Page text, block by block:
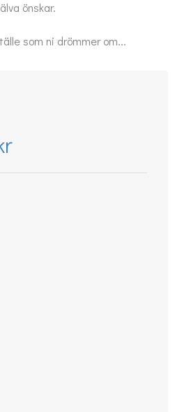
önskar.
som ni drömmer om...